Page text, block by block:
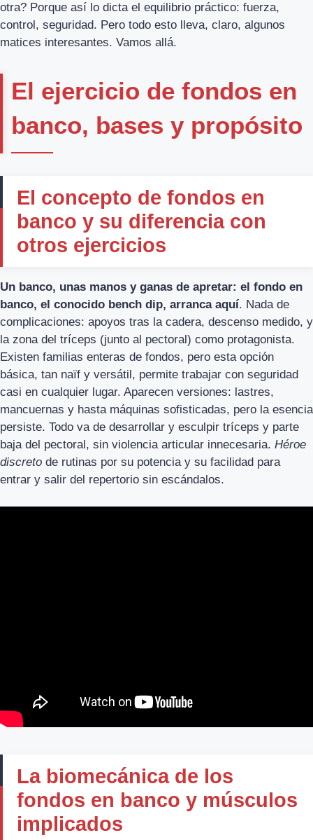
otra? Porque así lo dicta el equilibrio práctico: fuerza,
control, seguridad. Pero todo esto lleva, claro, algunos
matices interesantes. Vamos allá.
El ejercicio de fondos en
banco, bases y propósito
El concepto de fondos en
banco y su diferencia con
otros ejercicios
Un banco, unas manos y ganas de apretar: el fondo en
banco, el conocido bench dip, arranca aquí. Nada de
complicaciones: apoyos tras la cadera, descenso medido, y
la zona del tríceps (junto al pectoral) como protagonista.
Existen familias enteras de fondos, pero esta opción
básica, tan naïf y versátil, permite trabajar con seguridad
casi en cualquier lugar. Aparecen versiones: lastres,
mancuernas y hasta máquinas sofisticadas, pero la esencia
persiste. Todo va de desarrollar y esculpir tríceps y parte
baja del pectoral, sin violencia articular innecesaria. Héroe
discreto de rutinas por su potencia y su facilidad para
entrar y salir del repertorio sin escándalos.
La biomecánica de los
fondos en banco y músculos
implicados